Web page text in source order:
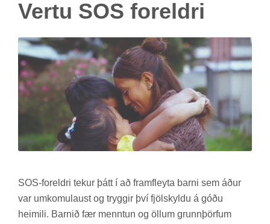
Vertu SOS for­eldri
SOS-for­eldri tek­ur þátt í að fram­fleyta barni sem áður
var um­komu­laust og trygg­ir því fjöl­skyldu á góðu
heim­ili. Barn­ið fær mennt­un og öll­um grunn­þörf­um